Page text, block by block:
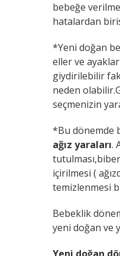
bebeğe
hatalardan
*Yeni doğan
eller ve ayaklar
giydirilebilir
neden
seçmenizin
*Bu dönemde
ağız yaraları.
içirilmesi (
temizlenmesi
Bebeklik
yeni doğan ve